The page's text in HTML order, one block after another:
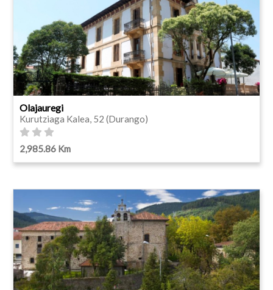
Olajauregi
Kurutziaga Kalea, 52 (Durango)
2,985.86 Km